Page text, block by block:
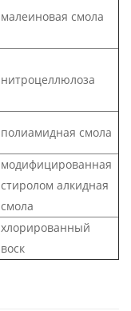
малеиновая смола
нитроцеллюлоза
полиамидная смола
модифицированная
стиролом алкидная
смола
хлорированный
воск